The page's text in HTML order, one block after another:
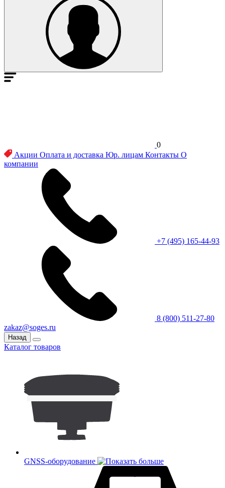
0
Акции Оплата и доставка Юр. лицам Контакты О
компании
+7 (495) 165-44-93
8 (800) 511-27-80
zakaz@soges.ru
Назад
Каталог товаров
GNSS-оборудование